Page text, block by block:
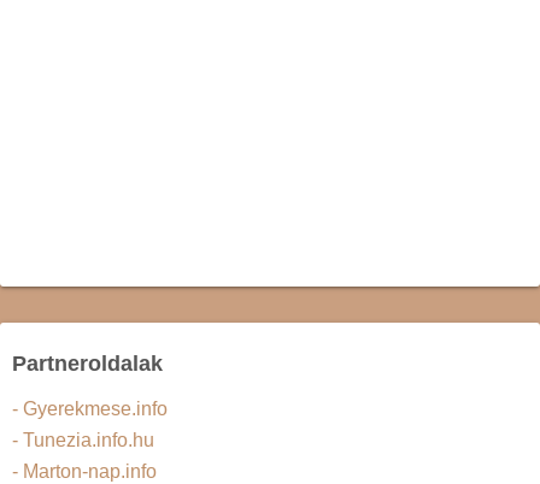
Partneroldalak
- Gyerekmese.info
- Tunezia.info.hu
- Marton-nap.info